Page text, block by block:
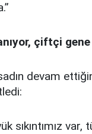
çiftçi
devam
sıkıntımız